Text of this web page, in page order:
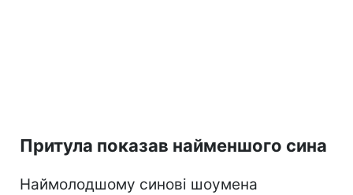
Притула показав найменшого сина
Наймолодшому синові шоумена